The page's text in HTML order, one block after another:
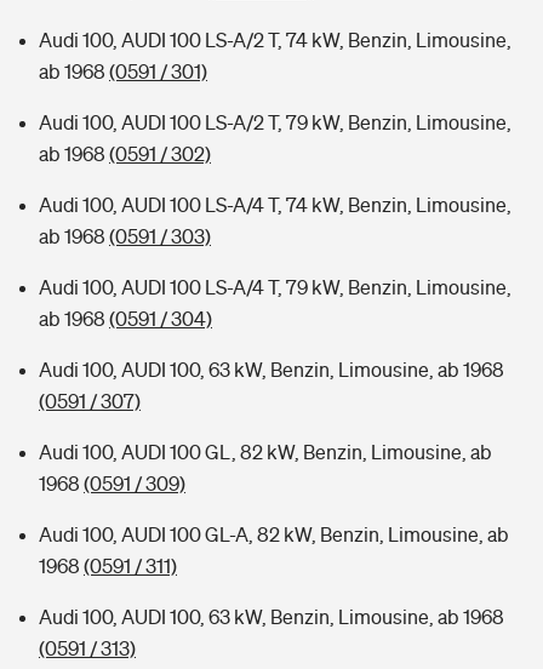
Audi 100, AUDI 100 LS-A/2 T, 74 kW, Benzin, Limousine,
ab 1968 (0591 / 301)
Audi 100, AUDI 100 LS-A/2 T, 79 kW, Benzin, Limousine,
ab 1968 (0591 / 302)
Audi 100, AUDI 100 LS-A/4 T, 74 kW, Benzin, Limousine,
ab 1968 (0591 / 303)
Audi 100, AUDI 100 LS-A/4 T, 79 kW, Benzin, Limousine,
ab 1968 (0591 / 304)
Audi 100, AUDI 100, 63 kW, Benzin, Limousine, ab 1968
(0591 / 307)
Audi 100, AUDI 100 GL, 82 kW, Benzin, Limousine, ab
1968 (0591 / 309)
Audi 100, AUDI 100 GL-A, 82 kW, Benzin, Limousine, ab
1968 (0591 / 311)
Audi 100, AUDI 100, 63 kW, Benzin, Limousine, ab 1968
(0591 / 313)